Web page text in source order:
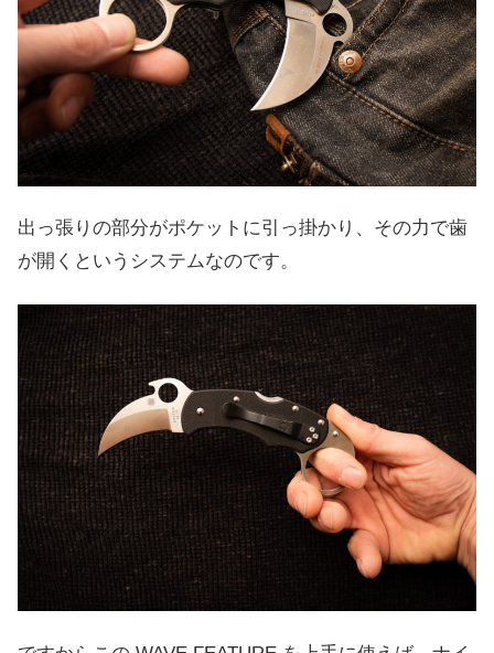
出っ張りの部分がポケットに引っ掛かり、その力で歯
が開くというシステムなのです。